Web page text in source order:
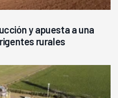
y apuesta a una
rurales